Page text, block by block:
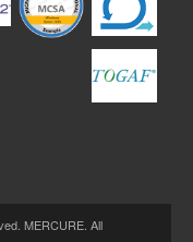
MERCURE. All